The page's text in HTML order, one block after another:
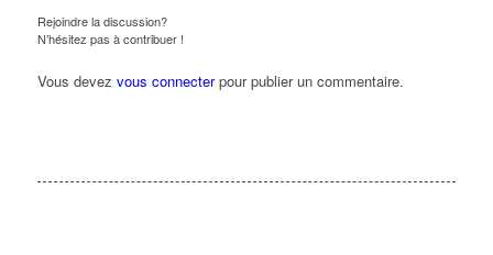
Rejoindre la discussion?
N’hésitez pas à contribuer !
Vous devez vous connecterpour publier un commentaire.